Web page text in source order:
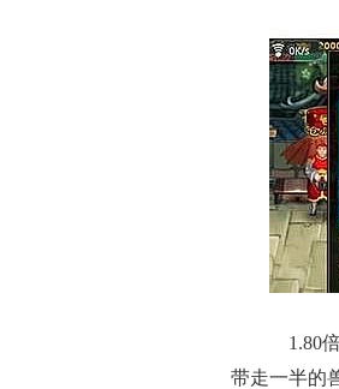
1.80
带走一半的